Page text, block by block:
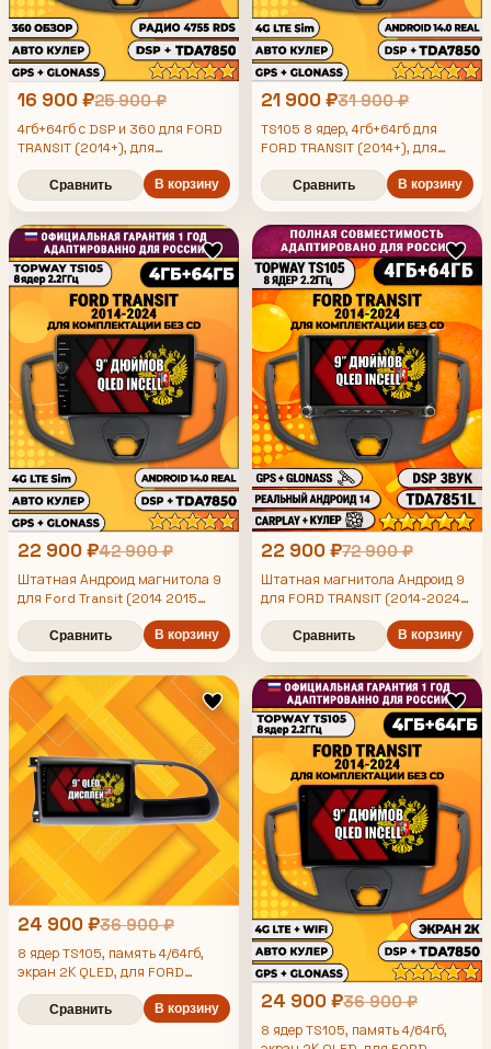
16 900 ₽25 900 ₽
4гб+64гб с DSP и 360 для FORD
TRANSIT (2014+), для
комплектации без CD, Android
магнитола с DSP и усилителем
TDA7850
Сравнить В корзину
21 900 ₽31 900 ₽
TS105 8 ядер, 4гб+64гб для
FORD TRANSIT (2014+), для
комплектации без CD, Android
магнитола
Сравнить В корзину
22 900 ₽42 900 ₽
Штатная Андроид магнитола 9
для Ford Transit (2014 2015
2022 2023 2024), для
комплектации без Cd, TS105 8
ядер, 4/64гб, Qled Incell,
CarPlay/Android Auto, Gps/
Глонасс
Сравнить В корзину
22 900 ₽72 900 ₽
Штатная магнитола Андроид 9
для FORD TRANSIT (2014-2024),
для комплектации без CD,
4/64гб, DSP, Topway TS105,
беспроводной CarPlay и Android
Auto, GPS и ГЛОНАСС
Сравнить В корзину
24 900 ₽36 900 ₽
8 ядер TS105, память 4/64гб,
экран 2К QLED, для FORD
магнитола - магнитола
Сравнить В корзину 24 900 ₽36 900 ₽
8 ядер TS105, память 4/64гб,